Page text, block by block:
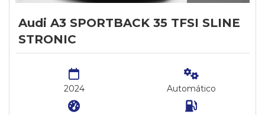
Audi A3 SPORTBACK 35 TFSI SLINE
STRONIC
2024 Automático